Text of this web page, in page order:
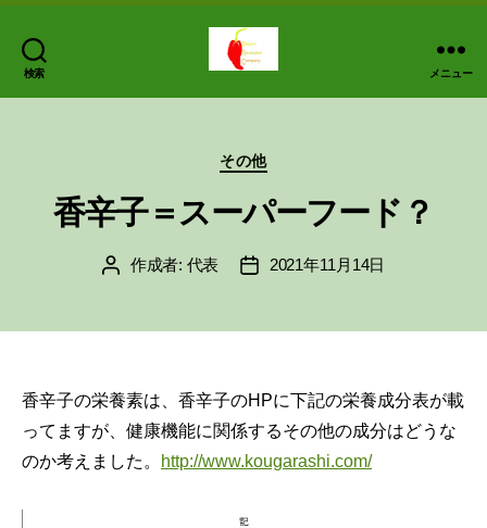
検索 メニュー
カ
テ
リ
その他
香辛子＝スーパーフード？
投 作成者: 代表
投
2021年11月14日
香辛子の栄養素は、香辛子のHPに下記の栄養成分表が載
ってますが、健康機能に関係するその他の成分はどうな
のか考えました。
http://www.kougarashi.com/